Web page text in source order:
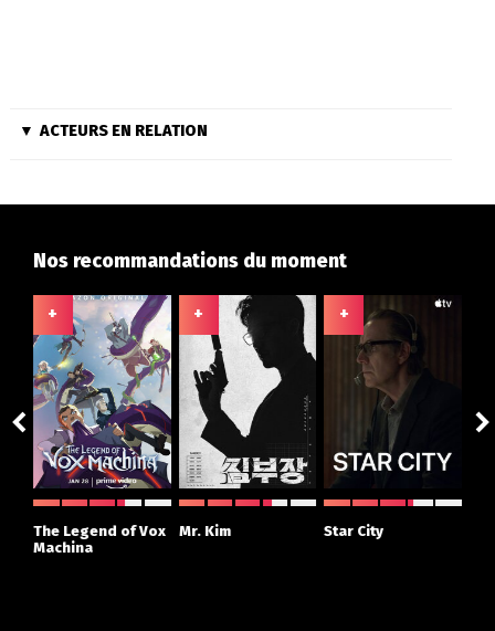
ACTEURS EN RELATION
Nos recommandations du moment
+
The Legend of Vox
Machina
+
Mr. Kim
+
Star City